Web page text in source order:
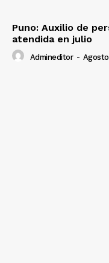
Puno: Auxilio de
atendida en julio
Admineditor -